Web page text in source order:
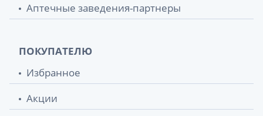
Аптечные заведения-партнеры
ПОКУПАТЕЛЮ
Избранное
Акции